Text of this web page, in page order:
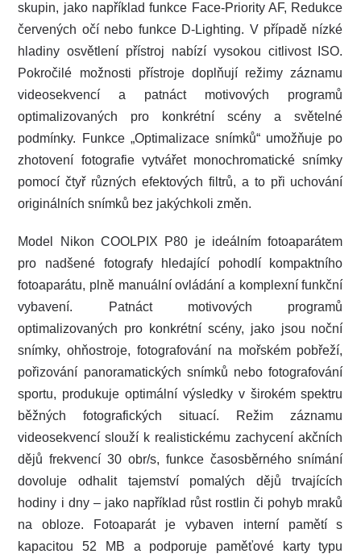
skupin, jako například funkce Face-Priority AF, Redukce
červených očí nebo funkce D-Lighting. V případě nízké
hladiny osvětlení přístroj nabízí vysokou citlivost ISO.
Pokročilé možnosti přístroje doplňují režimy záznamu
videosekvencí a patnáct motivových programů
optimalizovaných pro konkrétní scény a světelné
podmínky. Funkce „Optimalizace snímků“ umožňuje po
zhotovení fotografie vytvářet monochromatické snímky
pomocí čtyř různých efektových filtrů, a to při uchování
originálních snímků bez jakýchkoli změn.
Model Nikon COOLPIX P80 je ideálním fotoaparátem
pro nadšené fotografy hledající pohodlí kompaktního
fotoaparátu, plně manuální ovládání a komplexní funkční
vybavení. Patnáct motivových programů
optimalizovaných pro konkrétní scény, jako jsou noční
snímky, ohňostroje, fotografování na mořském pobřeží,
pořizování panoramatických snímků nebo fotografování
sportu, produkuje optimální výsledky v širokém spektru
běžných fotografických situací. Režim záznamu
videosekvencí slouží k realistickému zachycení akčních
dějů frekvencí 30 obr/s, funkce časosběrného snímání
dovoluje odhalit tajemství pomalých dějů trvajících
hodiny i dny – jako například růst rostlin či pohyb mraků
na obloze. Fotoaparát je vybaven interní pamětí s
kapacitou 52 MB a podporuje paměťové karty typu